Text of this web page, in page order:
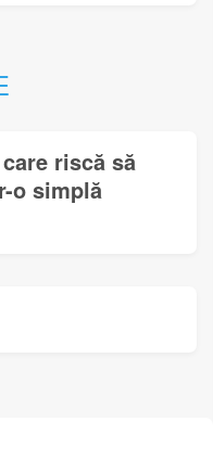
riscă să
o simplă